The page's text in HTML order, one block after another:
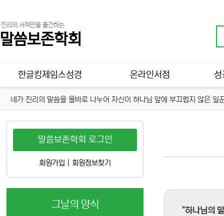
진리의 서적만을 출간하는
말씀보존학회
메인 메뉴
한글킹제임스성경 온라인서점 성
네가 진리의 말씀을 올바로 나누어 자신이 하나님 앞에 부끄럽지 않은
"하나님의
말씀보존학회 로그인
회원가입 회원정보찾기
그날의 양식